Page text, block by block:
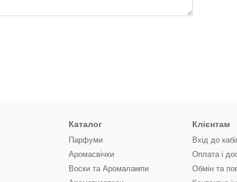
Каталог
Парфуми
Аромасвічки
Воски та Аромалампи
Клієнтам
Вхід до
Оплата і
Обмін та